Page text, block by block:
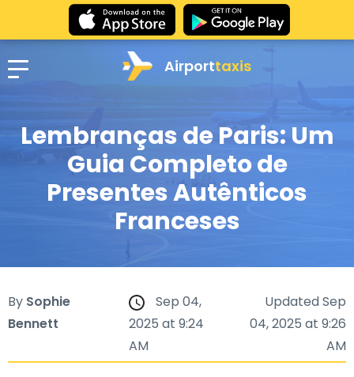
Airporttaxis
Lembranças de Paris: Um
Guia Completo de
Presentes Autênticos
Franceses
By Sophie
Bennett
Sep 04,
2025 at 9:24
AM
Updated Sep
04, 2025 at 9:26
AM